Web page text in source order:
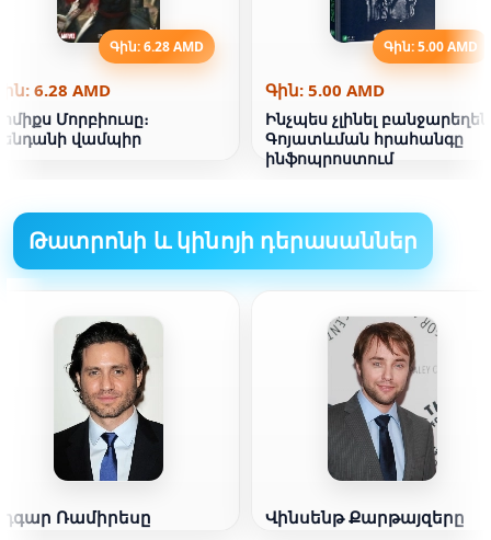
Գին: 6.28 AMD
6.28 AMD
Մորբիուսը։
վամպիր
Գին: 5.00 AMD
Գին: 5.00 AMD
Ինչպես չլինել
Գոյատևման հրահանգը
ինֆոպրոստում
Թատրոնի և կինոյի դերասաններ
Ռամիրեսը Վինսենթ Քարթայզերը